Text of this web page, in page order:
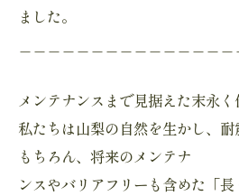
ました。
メンテナンスまで見据えた末永く
私たちは山梨の自然を生かし、
もちろん、将来のメンテナ
ンスやバリアフリーも含めた「